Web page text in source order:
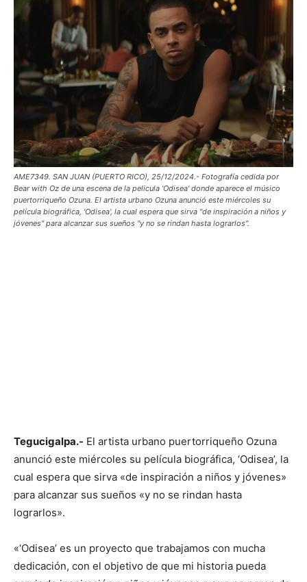
AME7349. SAN JUAN (PUERTO RICO), 25/12/2024.- Fotografía cedida por
Bear with Oz de una escena de la pelicula 'Odisea' donde aparece el músico
puertorriqueño Ozuna. El artista urbano Ozuna anunció este miércoles su
película biográfica, 'Odisea', la cual espera que sirva "de inspiración a niños y
jóvenes" para alcanzar sus sueños "y no se rindan hasta lograrlos".
Tegucigalpa.- El artista urbano puertorriqueño Ozuna
anunció este miércoles su película biográfica, ‘Odisea’, la
cual espera que sirva «de inspiración a niños y jóvenes»
para alcanzar sus sueños «y no se rindan hasta
lograrlos».
«‘Odisea’ es un proyecto que trabajamos con mucha
dedicación, con el objetivo de que mi historia pueda